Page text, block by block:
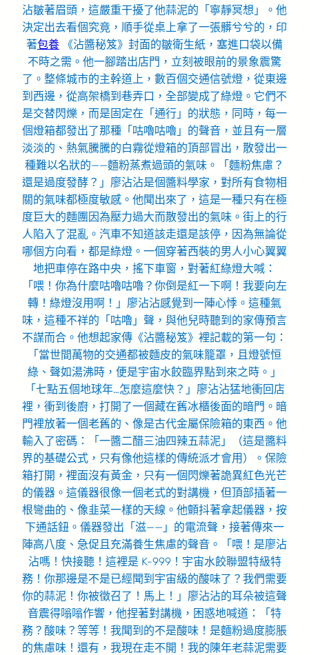
沾皺著眉頭，這嚴重干擾了他蒜泥的「寧靜冥想」。他
決定出去看個究竟，順手從桌上拿了一張髒兮兮的，印
著包養 《沾醬秘笈》封面的皺衛生紙，塞進口袋以備
不時之需。他一腳踏出店門，立刻被眼前的景象震驚
了。整條城市的主幹道上，數百個交通信號燈，從東邊
到西邊，從高架橋到巷弄口，全部變成了綠燈。它們不
是交替閃爍，而是固定在「通行」的狀態，同時，每一
個燈箱都發出了那種「咕嚕咕嚕」的聲音，並且有一層
淡淡的、熱氣騰騰的白霧從燈箱的頂部冒出，散發出一
種難以名狀的——麵粉蒸煮過頭的氣味。「麵粉焦慮？
還是過度發酵？」廖沾沾是個醬料學家，對所有食物相
關的氣味都極度敏感。他聞出來了，這是一種只有在極
度巨大的麵團因為壓力過大而散發出的氣味。街上的行
人陷入了混亂。汽車不知道該走還是該停，因為無論從
哪個方向看，都是綠燈。一個穿著西裝的男人小心翼翼
地把車停在路中央，搖下車窗，對著紅綠燈大喊：
「喂！你為什麼咕嚕咕嚕？你倒是紅一下啊！我要向左
轉！綠燈沒用啊！」廖沾沾感覺到一陣心悸。這種氣
味，這種不祥的「咕嚕」聲，與他兒時聽到的家傳預言
不謀而合。他想起家傳《沾醬秘笈》裡記載的第一句：
「當世間萬物的交通都被麵皮的氣味籠罩，且燈號恒
綠、聲如湯沸時，便是宇宙水餃臨界點到來之時。」
「七點五個地球年…怎麼這麼快？」廖沾沾猛地衝回店
裡，衝到後廚，打開了一個藏在舊冰櫃後面的暗門。暗
門裡放著一個老舊的、像是古代金屬保險箱的東西。他
輸入了密碼：「一醬二醋三油四辣五蒜泥」（這是醬料
界的基礎公式，只有像他這樣的傳統派才會用）。保險
箱打開，裡面沒有黃金，只有一個閃爍著詭異紅色光芒
的儀器。這儀器很像一個老式的對講機，但頂部插著一
根彎曲的、像韭菜一樣的天線。他顫抖著拿起儀器，按
下通話鈕。儀器發出「滋——」的電流聲，接著傳來一
陣高八度、急促且充滿養生焦慮的聲音。「喂！是廖沾
沾嗎！快接聽！這裡是 K-999！宇宙水餃聯盟特級特
務！你那邊是不是已經聞到宇宙級的酸味了？我們需要
你的蒜泥！你被徵召了！馬上！」廖沾沾的耳朵被這聲
音震得嗡嗡作響，他捏著對講機，困惑地喊道：「特
務？酸味？等等！我聞到的不是酸味！是麵粉過度膨脹
的焦慮味！還有，我現在走不開！我的陳年老蒜泥需要